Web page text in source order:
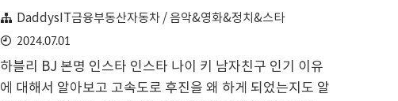
일생으로 24년 기준 63세이며, 고향은 경남 부산이며 종교
는 불교이며 학교는 대연초등학교, 부산동성중학교, 부산고
등학교 출신으로 고려대학교 경영학 학사와 교육대하원 교
육 석사 엘리트 출신입니다. 키는 175cm, 몸무게 82kg, 혈
DaddysIT금융부동산자동차 / 음악&영화&정치&스타
2024.07.01
하블리 BJ 본명 인스타 인스타 나이 키 남자친구 인기 이유
에 대해서 알아보고 고속도로 후진을 왜 하게 되었는지도 알